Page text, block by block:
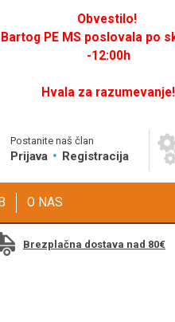
Obvestilo!
PE MS poslovala po
-12:00h
Hvala za razumevanje!
Postanite naš član
Prijava Registracija
O NAS
Brezplačna dostava nad 80€